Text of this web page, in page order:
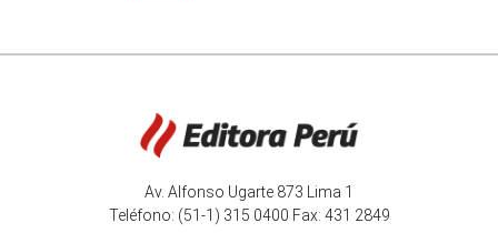
Av. Alfonso Ugarte 873 Lima 1
Teléfono: (51-1) 315 0400 Fax: 431 2849